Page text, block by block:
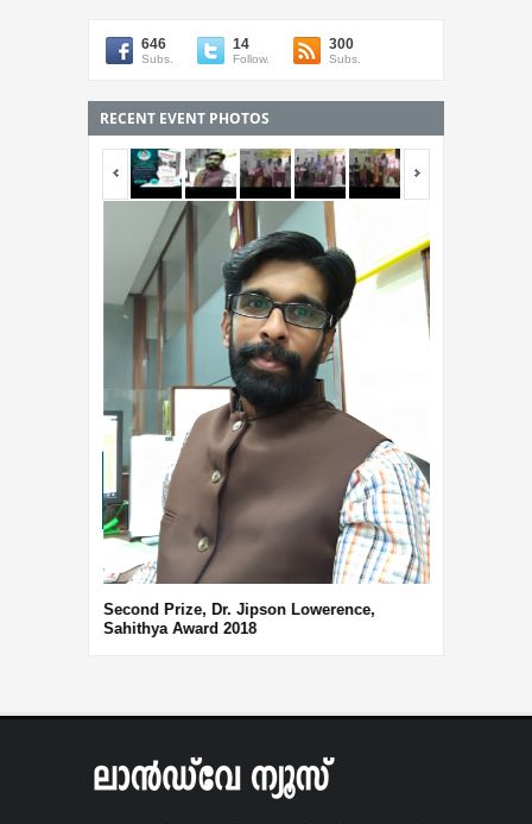
646
Subs.
14
Follow.
300
Subs.
RECENT EVENT PHOTOS
<span></span>
Second Prize, Dr. Jipson Lowerence,
Sahithya Award 2018